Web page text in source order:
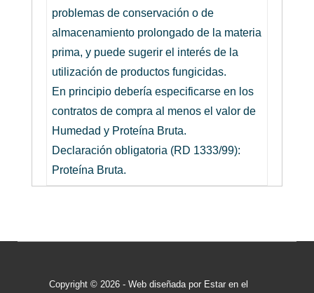
problemas de conservación o de
almacenamiento prolongado de la materia
prima, y puede sugerir el interés de la
utilización de productos fungicidas.
En principio debería especificarse en los
contratos de compra al menos el valor de
Humedad y Proteína Bruta.
Declaración obligatoria (RD 1333/99):
Proteína Bruta.
Copyright © 2026 - Web diseñada por Estar en el